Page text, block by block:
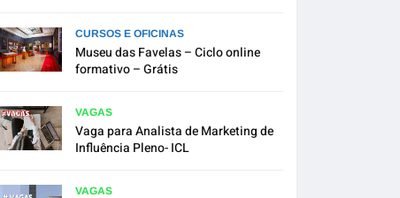
CURSOS E OFICINAS
Museu das Favelas – Ciclo online
formativo – Grátis
VAGAS
Vaga para Analista de Marketing de
Influência Pleno- ICL
VAGAS